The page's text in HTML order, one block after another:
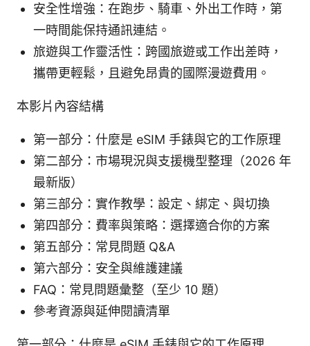
安全性增強：在跑步、騎車、外出工作時，第
一時間能保持通訊連結。
旅遊與工作靈活性：跨國旅遊或工作出差時，
攜帶更輕鬆，且避免昂貴的國際漫遊費用。
本影片內容結構
第一部分：什麼是 eSIM 手錶與它的工作原理
第二部分：市場現況與支援機型整理（2026 年
最新版）
第三部分：實作教學：設定、綁定、與切換
第四部分：費率與策略：選擇適合你的方案
第五部分：常見問題 Q&A
第六部分：安全與維護建議
FAQ：常見問題彙整（至少 10 題）
參考資源與延伸閱讀清單